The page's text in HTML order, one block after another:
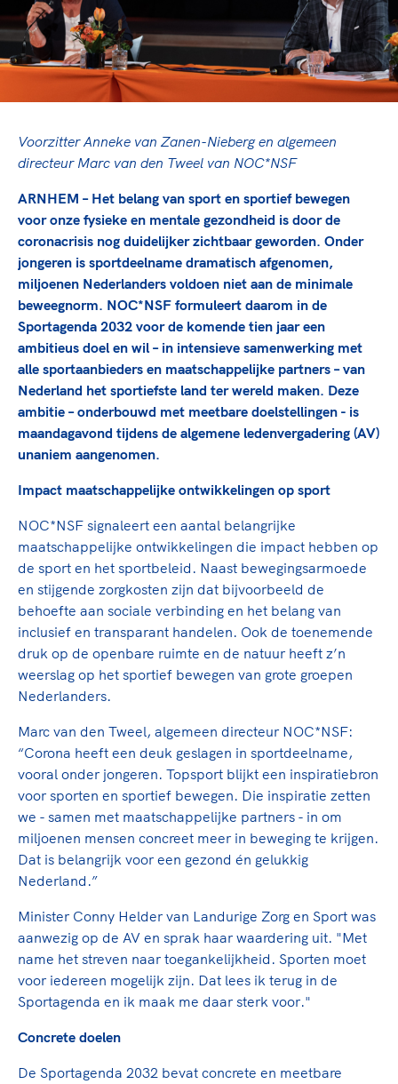
Sportonderzoek
Sportakkoord II
TeamNL kids
Olympische geschiedenis
Nieuwspagina
Columns
Sport gaat niet vanzelf
Sport verenigt. Op sportclubs, pleintjes, tijdens
een rondje fietsen, door samen te skaten of naar
de sportschool te gaan. Door samen te juichen
voor Sifan Hassan, Rico Verhoeven, Diede de
Groot en het Nederlands Elftal. Of met trots te
de halve marathon van je moeder of de
hockeywedstrijd van je buurjongen.
Lees verder
Veilige en integere sport
Diversiteit en inclusie
Gezonde sportomgeving
Duurzaamheid
Vitale clubs en bestuurlijk kader
Sportmatch
Clubacties
Handboek Wet- en Regelgeving
Opleidingen en trainingen
High5 Stappenplan
Ruimte voor sport
Clubondersteuning
Beroepskrachten
Samen voor een veilige
sportomgeving
Voor welk gedrag staat de club? Wat mag wel
langs de lijn, in de kleedkamer, kantine en online?
En wat mag vooral niet? Een gedragscode geeft
hier richting aan en is dus een belangrijk
onderdeel van het clubbeleid rondom gewenst en
ongewenst gedrag.
Lees verder
TeamNL Academie Kalender
Kennisaanbod TeamNL Experts
TeamNL Sport Science Centre
Olympische Spelen LA28
Europese Spelen Istanbul 2027
Topsportbeleid
Topsportfinanciering
Maatschappelijke waarde topsport
Top teamsportcompetities
De TeamNL Academie
De TeamNL Academie biedt een leer- en
binnen TeamNL programma's: experts, coaches,
toekomstig kader.
Lees verder
Voorzitter Anneke van Zanen-Nieberg en algemeen
directeur Marc van den Tweel van NOC*NSF
ARNHEM – Het belang van sport en sportief bewegen
voor onze fysieke en mentale gezondheid is door de
coronacrisis nog duidelijker zichtbaar geworden. Onder
jongeren is sportdeelname dramatisch afgenomen,
miljoenen Nederlanders voldoen niet aan de minimale
beweegnorm. NOC*NSF formuleert daarom in de
Sportagenda 2032 voor de komende tien jaar een
ambitieus doel en wil – in intensieve samenwerking met
alle sportaanbieders en maatschappelijke partners – van
Nederland het sportiefste land ter wereld maken. Deze
ambitie – onderbouwd met meetbare doelstellingen - is
maandagavond tijdens de algemene ledenvergadering (AV)
unaniem aangenomen.
Impact maatschappelijke ontwikkelingen op sport
NOC*NSF signaleert een aantal belangrijke
maatschappelijke ontwikkelingen die impact hebben op
de sport en het sportbeleid. Naast bewegingsarmoede
en stijgende zorgkosten zijn dat bijvoorbeeld de
behoefte aan sociale verbinding en het belang van
inclusief en transparant handelen. Ook de toenemende
druk op de openbare ruimte en de natuur heeft z’n
weerslag op het sportief bewegen van grote groepen
Nederlanders.
Marc van den Tweel, algemeen directeur NOC*NSF:
“Corona heeft een deuk geslagen in sportdeelname,
vooral onder jongeren. Topsport blijkt een inspiratiebron
voor sporten en sportief bewegen. Die inspiratie zetten
we - samen met maatschappelijke partners - in om
miljoenen mensen concreet meer in beweging te krijgen.
Dat is belangrijk voor een gezond én gelukkig
Nederland.”
Minister Conny Helder van Landurige Zorg en Sport was
aanwezig op de AV en sprak haar waardering uit. "Met
name het streven naar toegankelijkheid. Sporten moet
voor iedereen mogelijk zijn. Dat lees ik terug in de
Sportagenda en ik maak me daar sterk voor."
Concrete doelen
De Sportagenda 2032 bevat concrete en meetbare